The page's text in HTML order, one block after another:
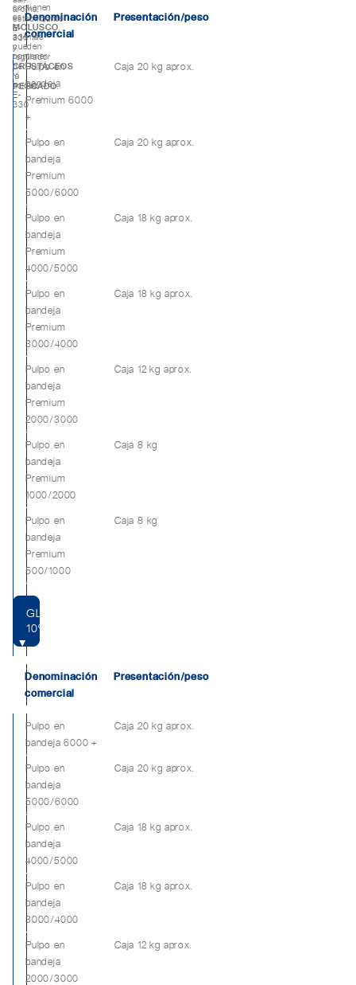
Denominación
comercial
Presentación/peso
Pulpo en
bandeja
Premium 6000
+
Caja 20 kg aprox.
Pulpo en
bandeja
Premium
5000/6000
Caja 20 kg aprox.
Pulpo en
bandeja
Premium
4000/5000
Caja 18 kg aprox.
Pulpo en
bandeja
Premium
3000/4000
Caja 18 kg aprox.
Pulpo en
bandeja
Premium
2000/3000
Caja 12 kg aprox.
Pulpo en
bandeja
Premium
1000/2000
Caja 8 kg
Pulpo en
bandeja
Premium
500/1000
Caja 8 kg
GLASEO
10%
Denominación
comercial
Presentación/peso
Pulpo en
bandeja 6000 +
Caja 20 kg aprox.
Pulpo en
bandeja
5000/6000
Caja 20 kg aprox.
Pulpo en
bandeja
4000/5000
Caja 18 kg aprox.
Pulpo en
bandeja
3000/4000
Caja 18 kg aprox.
Pulpo en
bandeja
2000/3000
Caja 12 kg aprox.
aroma,
estabilizante
E-
331
y
regulador
de
la
acidez
E-
330
contienen
es
MOLUSCO,
además
pueden
contener
CRUSTÁCEOS
Y
PESCADO.